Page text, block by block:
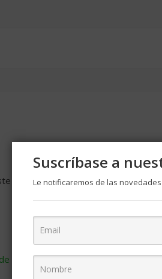
navegador para la próxima vez que
cómo se procesan los datos de tus
Suscríbase a
Le notificaremos de las